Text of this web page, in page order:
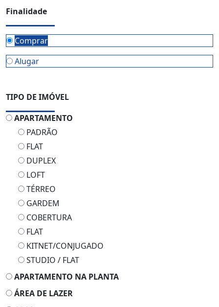
Finalidade
Comprar
Alugar
TIPO DE IMÓVEL
APARTAMENTO
PADRÃO
FLAT
DUPLEX
LOFT
TÉRREO
GARDEM
COBERTURA
FLAT
KITNET/CONJUGADO
STUDIO / FLAT
APARTAMENTO NA PLANTA
ÁREA DE LAZER